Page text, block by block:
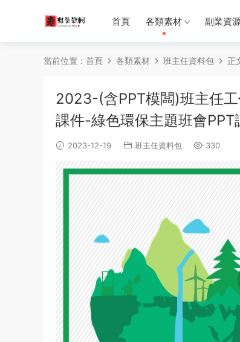
首頁 各類素材 副業資
當前位置： 首頁 各類素材 班主任資料包 正
2023-(含PPT模闆)班主任
課件-綠色環保主題班會
2023-12-19 班主任資料包 330